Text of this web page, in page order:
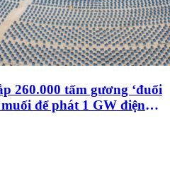
260.000 tấm gương ‘đuổi
để phát 1 GW điện